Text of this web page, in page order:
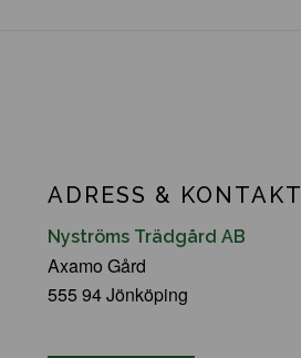
ADRESS & KONTAKT
Nyströms Trädgård AB
Axamo Gård
555 94 Jönköping